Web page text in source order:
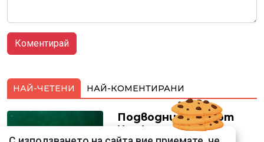
НАЙ-ЧЕТЕНИ НАЙ-КОМЕНТИРАНИ
Подводни кадри от
Корфу разкриха